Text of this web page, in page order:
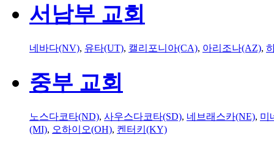
서남부 교회
네바다(NV), 유타(UT), 캘리포니아(CA), 아리조나(AZ),
중부 교회
노스다코타(ND), 사우스다코타(SD), 네브래스카(NE), 미
(MI), 오하이오(OH), 켄터키(KY)